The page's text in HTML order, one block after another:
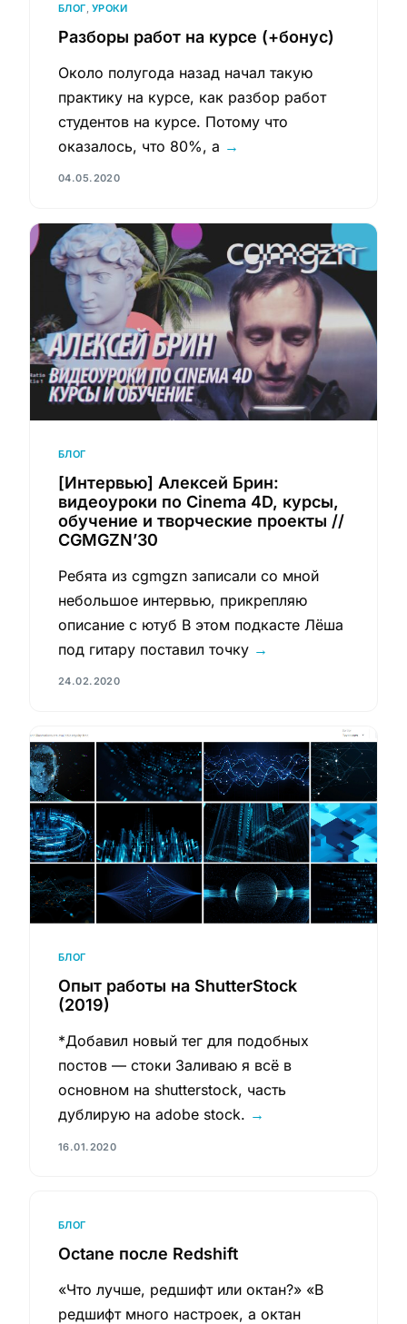
БЛОГ, УРОКИ
Разборы работ на курсе (+бонус)
Около полугода назад начал такую
практику на курсе, как разбор работ
студентов на курсе. Потому что
оказалось, что 80%, а →
04.05.2020
БЛОГ
[Интервью] Алексей Брин:
видеоуроки по Cinema 4D, курсы,
обучение и творческие проекты //
CGMGZN’30
Ребята из cgmgzn записали со мной
небольшое интервью, прикрепляю
описание с ютуб В этом подкасте Лёша
под гитару поставил точку →
24.02.2020
БЛОГ
Опыт работы на ShutterStock
(2019)
*Добавил новый тег для подобных
постов — стоки Заливаю я всё в
основном на shutterstock, часть
дублирую на adobe stock. →
16.01.2020
БЛОГ
Octane после Redshift
«Что лучше, редшифт или октан?» «В
редшифт много настроек, а октан